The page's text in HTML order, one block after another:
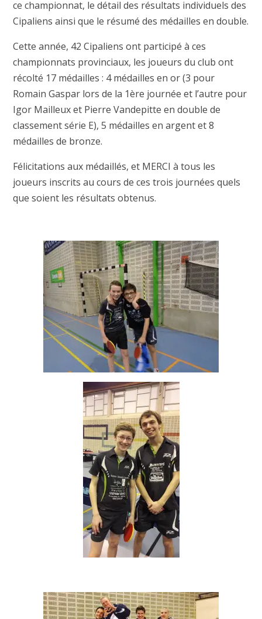
ce championnat, le détail des résultats individuels des
Cipaliens ainsi que le résumé des médailles en double.
Cette année, 42 Cipaliens ont participé à ces
championnats provinciaux, les joueurs du club ont
récolté 17 médailles : 4 médailles en or (3 pour
Romain Gaspar lors de la 1ère journée et l’autre pour
Igor Mailleux et Pierre Vandepitte en double de
classement série E), 5 médailles en argent et 8
médailles de bronze.
Félicitations aux médaillés, et MERCI à tous les
joueurs inscrits au cours de ces trois journées quels
que soient les résultats obtenus.